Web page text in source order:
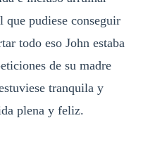
que pudiese conseguir
todo eso John estaba
de su madre
tranquila y
plena y feliz.